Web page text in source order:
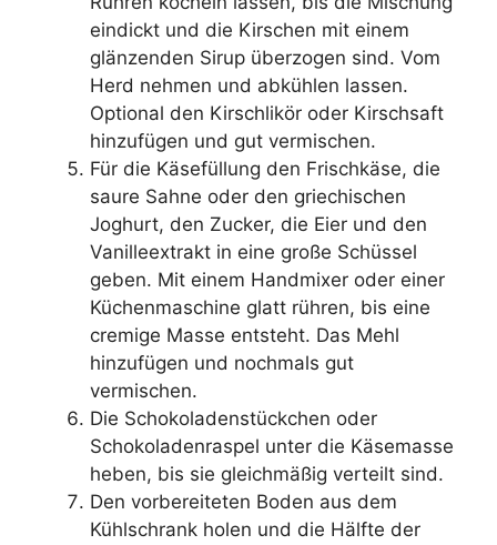
eindickt und die Kirschen mit einem
glänzenden Sirup überzogen sind. Vom
Herd nehmen und abkühlen lassen.
Optional den Kirschlikör oder Kirschsaft
hinzufügen und gut vermischen.
Für die Käsefüllung den Frischkäse, die
saure Sahne oder den griechischen
Joghurt, den Zucker, die Eier und den
Vanilleextrakt in eine große Schüssel
geben. Mit einem Handmixer oder einer
Küchenmaschine glatt rühren, bis eine
cremige Masse entsteht. Das Mehl
hinzufügen und nochmals gut
vermischen.
Die Schokoladenstückchen oder
Schokoladenraspel unter die Käsemasse
heben, bis sie gleichmäßig verteilt sind.
Den vorbereiteten Boden aus dem
Kühlschrank holen und die Hälfte der